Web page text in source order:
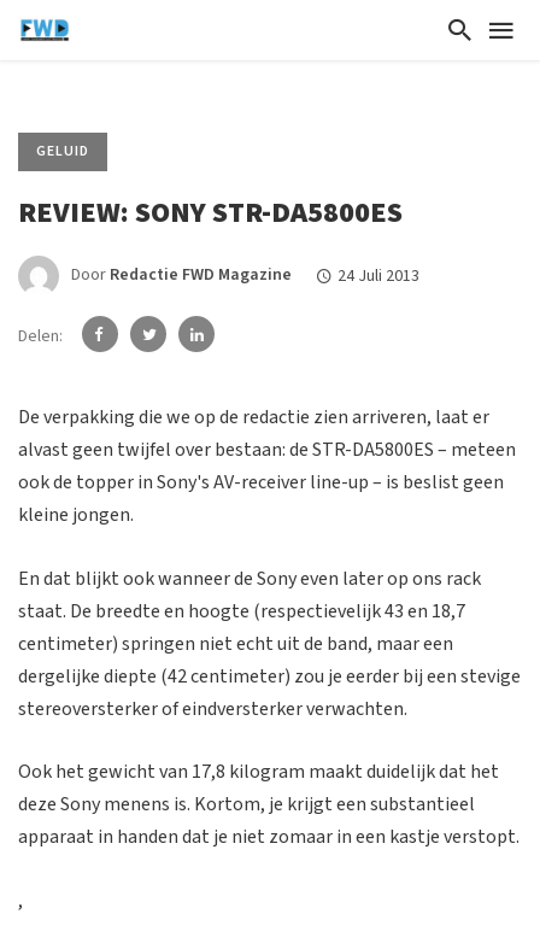
GELUID
REVIEW: SONY STR-DA5800ES
Door Redactie FWD Magazine 24 Juli 2013
Delen:
De verpakking die we op de redactie zien arriveren, laat er
alvast geen twijfel over bestaan: de STR-DA5800ES – meteen
ook de topper in Sony's AV-receiver line-up – is beslist geen
kleine jongen.
En dat blijkt ook wanneer de Sony even later op ons rack
staat. De breedte en hoogte (respectievelijk 43 en 18,7
centimeter) springen niet echt uit de band, maar een
dergelijke diepte (42 centimeter) zou je eerder bij een stevige
stereoversterker of eindversterker verwachten.
Ook het gewicht van 17,8 kilogram maakt duidelijk dat het
deze Sony menens is. Kortom, je krijgt een substantieel
apparaat in handen dat je niet zomaar in een kastje verstopt.
,